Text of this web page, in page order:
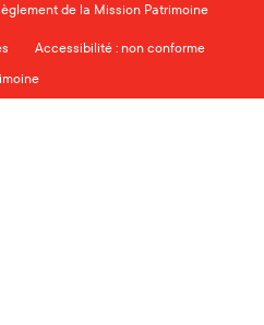
de la Mission Patrimoine
Accessibilité : non conforme